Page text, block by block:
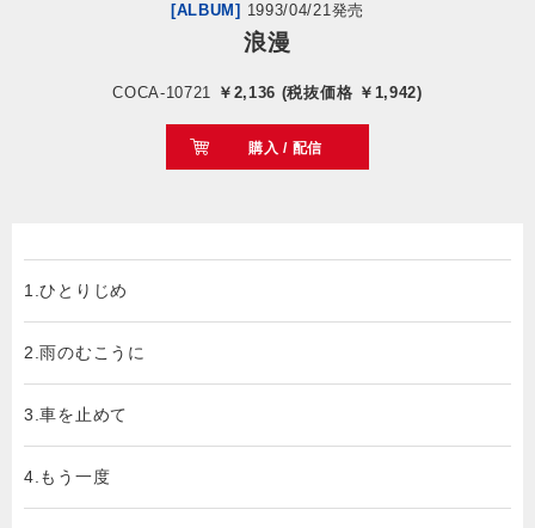
閉じる
[ALBUM] 1993/04/21発売
浪漫
COCA-10721 ￥2,136 (税抜価格 ￥1,942)
購入 / 配信
1.ひとりじめ
2.雨のむこうに
3.車を止めて
4.もう一度